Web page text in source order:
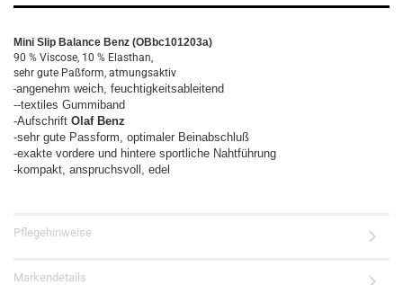
Mini Slip Balance Benz (OBbc101203a)
90 % Viscose, 10 % Elasthan,
sehr gute Paßform, atmungsaktiv
-angenehm weich, feuchtigkeitsableitend
--textiles Gummiband
-Aufschrift Olaf Benz
-sehr gute Passform, optimaler Beinabschluß
-exakte vordere und hintere sportliche Nahtführung
-kompakt, anspruchsvoll, edel
Pflegehinweise
Markendetails